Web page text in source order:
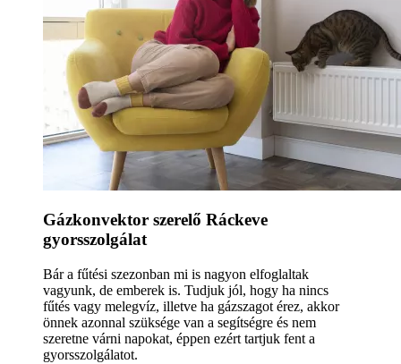
Gázkonvektor szerelő Ráckeve
gyorsszolgálat
Bár a fűtési szezonban mi is nagyon elfoglaltak
vagyunk, de emberek is. Tudjuk jól, hogy ha nincs
fűtés vagy melegvíz, illetve ha gázszagot érez, akkor
önnek azonnal szüksége van a segítségre és nem
szeretne várni napokat, éppen ezért tartjuk fent a
gyorsszolgálatot.